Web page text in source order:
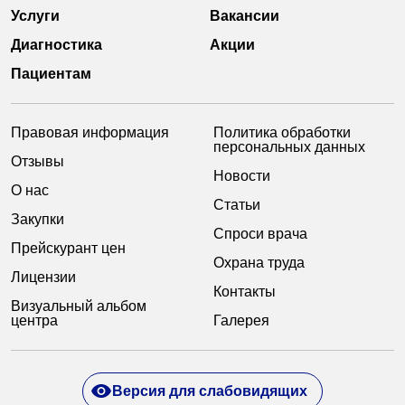
Услуги
Вакансии
Диагностика
Акции
Пациентам
Правовая информация
Отзывы
О нас
Закупки
Прейскурант цен
Лицензии
Визуальный альбом
центра
Политика обработки
персональных данных
Новости
Статьи
Спроси врача
Охрана труда
Контакты
Галерея
Версия для слабовидящих